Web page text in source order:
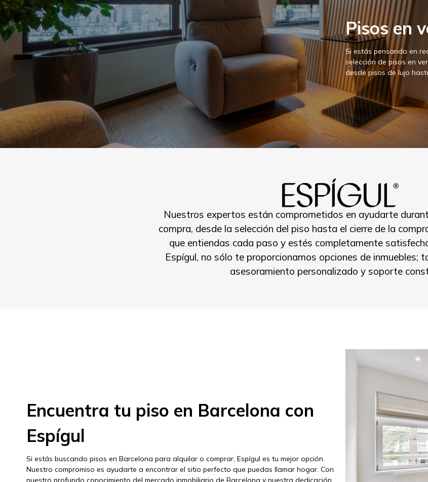
Pisos en
Si estás pensando en
selección de pisos en
desde pisos de lujo
Nuestros expertos están comprometidos en ayudarte
compra, desde la selección del piso hasta el cierre de la
que entiendas cada paso y estés completamente
Espígul, no sólo te proporcionamos opciones de inmuebles;
asesoramiento personalizado y soporte
Encuentra tu piso en Barcelona con
Espígul
Si estás buscando pisos en Barcelona para alquilar o comprar, Espígul es tu mejor opción.
Nuestro compromiso es ayudarte a encontrar el sitio perfecto que puedas llamar hogar. Con
nuestro profundo conocimiento del mercado inmobiliario de Barcelona y nuestra dedicación